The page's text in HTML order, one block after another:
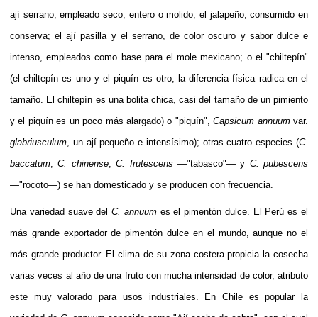
ají serrano, empleado seco, entero o molido; el jalapeño, consumido en
conserva; elají pasilla y el serrano, de color oscuro y sabor dulce e
intenso, empleados como base para elmole mexicano; o el "chiltepín"
(el chiltepín es uno y elpiquín es otro, la diferencia física radica en el
tamaño. El chiltepín es una bolita chica, casi del tamaño de un pimiento
y el piquín es un poco más alargado) o "piquín",Capsicum annuumvar.
glabriusculum , un ají pequeño e intensísimo); otras cuatro especies (C.
baccatum ,C. chinense,C. frutescens —"tabasco"— y C. pubescens
—"rocoto—) se han domesticado y se producen con frecuencia.
Una variedad suave delC. annuumes elpimentón dulce. El Perú es el
más grande exportador de pimentón dulce en el mundo, aunque no el
más grande productor. El clima de su zona costera propicia la cosecha
varias veces al año de una fruto con mucha intensidad de color, atributo
este muy valorado para usos industriales. En Chilees popular la